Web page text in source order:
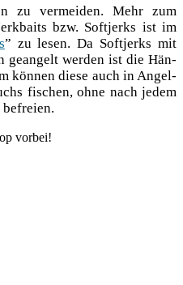
zu ver­mei­den. Mehr zum
bzw. Soft­jerks ist im
” zu lesen. Da Soft­jerks mit
gean­gelt wer­den ist die Hän­
kön­nen die­se auch in Angel­
fischen, ohne nach jedem
vorbei!